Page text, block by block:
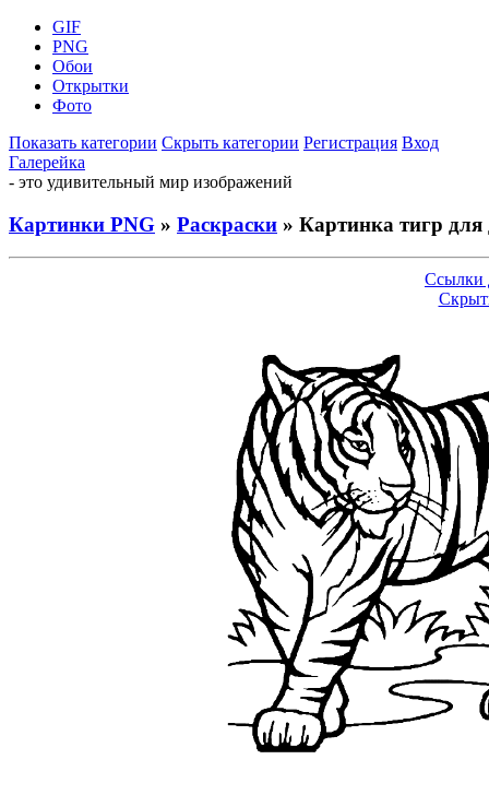
GIF
PNG
Обои
Открытки
Фото
Показать категории Скрыть категории Регистрация Вход
Галерейка
- это удивительный мир изображений
Картинки PNG » Раскраски » Картинка тигр для
Ссылки